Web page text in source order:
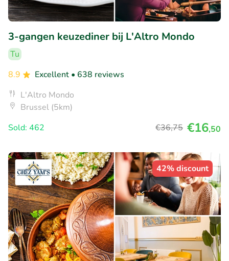
3-gangen keuzediner bij L'Altro Mondo
Tu
8.9
Excellent • 638 reviews
L'Altro Mondo
Brussel (5km)
Sold: 462
€36,75 €16,50
42% discount